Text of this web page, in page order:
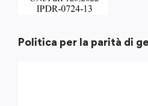
Politica per la parità di